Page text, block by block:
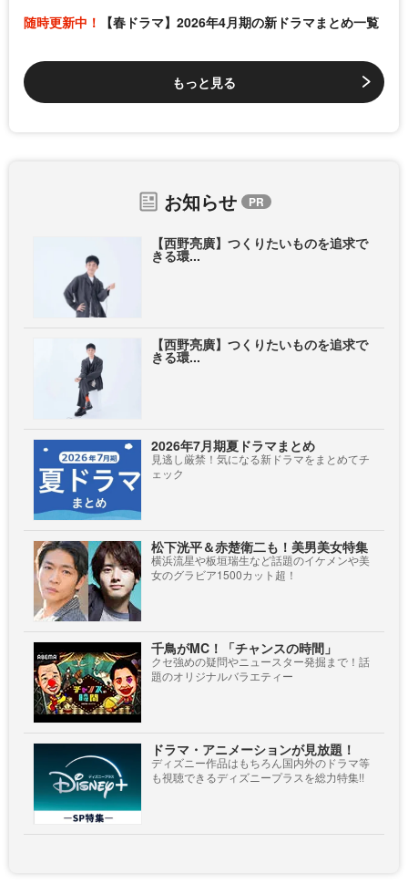
随時更新中！ 【春ドラマ】2026年4月期の新ドラマまとめ一覧
もっと見る
お知らせ
【西野亮廣】つくりたいものを追求で
きる環...
【西野亮廣】つくりたいものを追求で
きる環...
2026年7月期夏ドラマまとめ
見逃し厳禁！気になる新ドラマをまとめてチ
ェック
松下洸平＆赤楚衛二も！美男美女特集
横浜流星や板垣瑞生など話題のイケメンや美
女のグラビア1500カット超！
千鳥がMC！「チャンスの時間」
クセ強めの疑問やニュースター発掘まで！話
題のオリジナルバラエティー
ドラマ・アニメーションが見放題！
ディズニー作品はもちろん国内外のドラマ等
も視聴できるディズニープラスを総力特集!!